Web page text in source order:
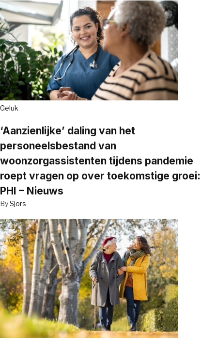
Geluk
‘Aanzienlijke’ daling van het
personeelsbestand van
woonzorgassistenten tijdens pandemie
roept vragen op over toekomstige groei:
PHI – Nieuws
BySjors